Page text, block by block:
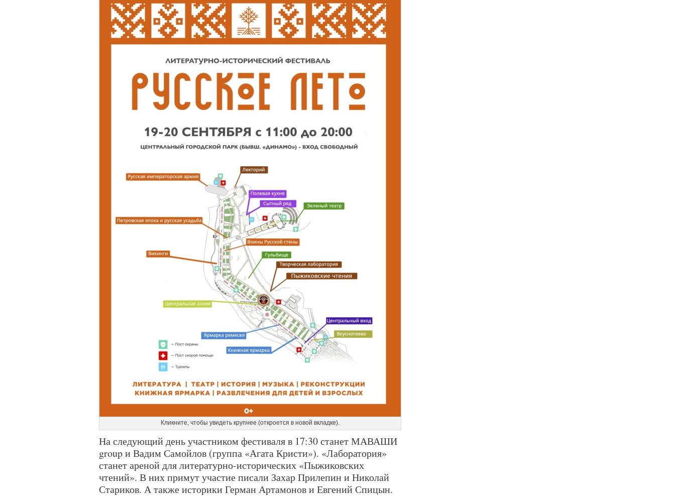
Кликните, чтобы увидеть крупнее (откроется в новой вкладке).
На следующий день участником фестиваля в 17:30 станет МАВАШИ
group и Вадим Самойлов (группа «Агата Кристи»). «Лаборатория»
станет ареной для литературно-исторических «Пыжиковских
чтений». В них примут участие писали Захар Прилепин и Николай
Стариков. А также историки Герман Артамонов и Евгений Спицын.